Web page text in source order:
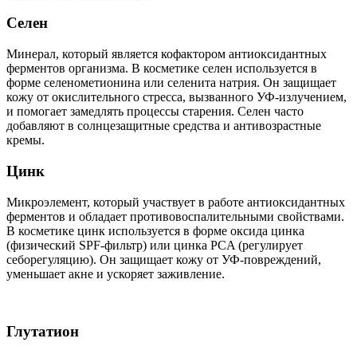
Селен
Минерал, который является кофактором антиоксидантных
ферментов организма. В косметике селен используется в
форме селенометионина или селенита натрия. Он защищает
кожу от окислительного стресса, вызванного УФ-излучением,
и помогает замедлять процессы старения. Селен часто
добавляют в солнцезащитные средства и антивозрастные
кремы.
Цинк
Микроэлемент, который участвует в работе антиоксидантных
ферментов и обладает противовоспалительными свойствами.
В косметике цинк используется в форме оксида цинка
(физический SPF-фильтр) или цинка PCA (регулирует
себорегуляцию). Он защищает кожу от УФ-повреждений,
уменьшает акне и ускоряет заживление.
Глутатион